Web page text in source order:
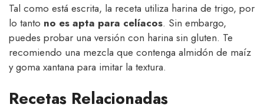
Tal como está escrita, la receta utiliza harina de trigo, por
lo tanto no es apta para celíacos. Sin embargo,
puedes probar una versión con harina sin gluten. Te
recomiendo una mezcla que contenga almidón de maíz
y goma xantana para imitar la textura.
Recetas Relacionadas